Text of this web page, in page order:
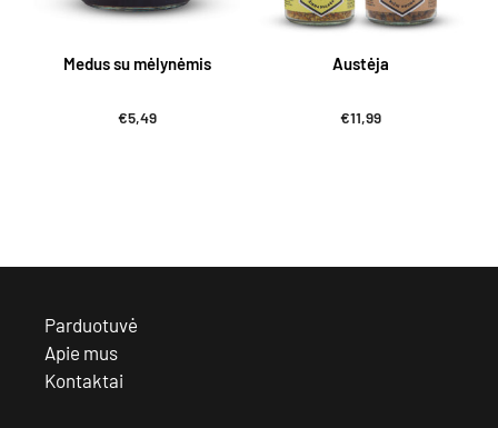
Medus su mėlynėmis
€5,49
Austėja
€11,99
Parduotuvė
Apie mus
Kontaktai